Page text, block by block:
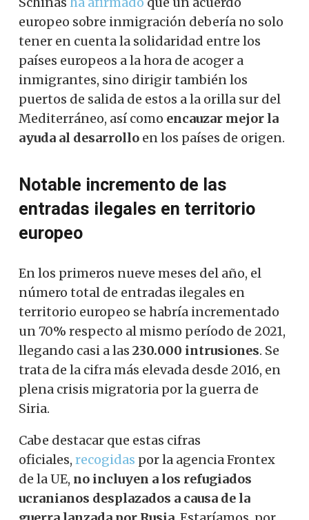
europeo sobre inmigración debería no solo
tener en cuenta la solidaridad entre los
países europeos a la hora de acoger a
inmigrantes, sino dirigir también los
puertos de salida de estos a la orilla sur del
Mediterráneo, así como encauzar mejor la
ayuda al desarrollo en los países de origen.
Notable incremento de las
entradas ilegales en territorio
europeo
En los primeros nueve meses del año, el
número total de entradas ilegales en
territorio europeo se habría incrementado
un 70% respecto al mismo período de 2021,
llegando casi a las 230.000 intrusiones. Se
trata de la cifra más elevada desde 2016, en
plena crisis migratoria por la guerra de
Siria.
Cabe destacar que estas cifras
oficiales, recogidas por la agencia Frontex
de la UE, no incluyen a los refugiados
ucranianos desplazados a causa de la